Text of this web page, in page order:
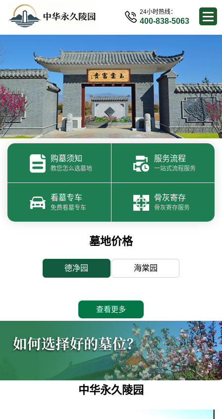
24小时热线：
400-838-5063
购墓须知
教您怎么选墓地
服务流程
一站式流程服务
看墓专车
免费看墓专车
骨灰寄存
骨灰寄存服务
墓地价格
德净园 海棠园
查看更多
中华永久陵园